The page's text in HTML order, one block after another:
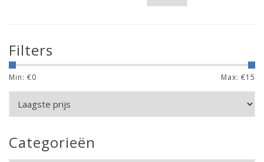
Filters
Min: €0 Max: €15
Categorieën